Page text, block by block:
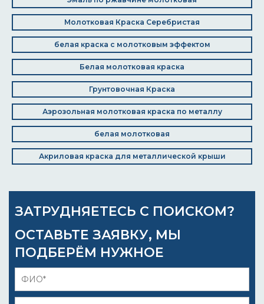
Молотковая Краска Серебристая
белая краска с молотковым эффектом
Белая молотковая краска
Грунтовочная Краска
Аэрозольная молотковая краска по металлу
белая молотковая
Акриловая краска для металлической крыши
ЗАТРУДНЯЕТЕСЬ С ПОИСКОМ?
ОСТАВЬТЕ ЗАЯВКУ, МЫ
ПОДБЕРЁМ НУЖНОЕ